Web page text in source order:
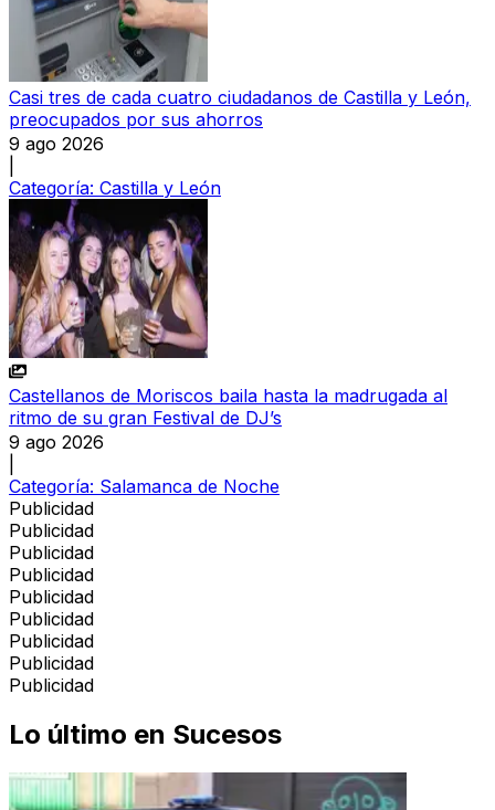
Casi tres de cada cuatro ciudadanos de Castilla y León,
preocupados por sus ahorros
9 ago 2026
Categoría: Castilla y León
Castellanos de Moriscos baila hasta la madrugada al
ritmo de su gran Festival de DJ’s
9 ago 2026
Categoría: Salamanca de Noche
Publicidad
Publicidad
Publicidad
Publicidad
Publicidad
Publicidad
Publicidad
Publicidad
Publicidad
Lo último en Sucesos